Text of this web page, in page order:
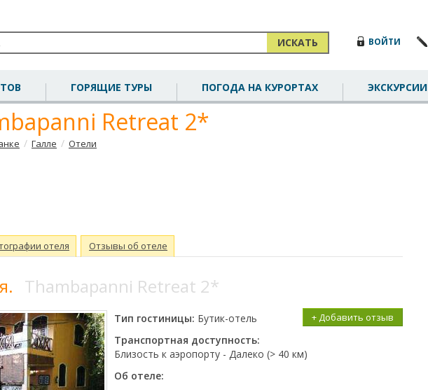
ИСКАТЬ ВОЙТИ
ГОРЯЩИЕ ТУРЫ ПОГОДА НА КУРОРТАХ ЭКСКУРСИИ
Retreat 2*
/ Галле / Отели
отеля Отзывы об отеле
Thambapanni Retreat 2*
+ Добавить отзыв
Тип гостиницы: Бутик-отель
Транспортная доступность:
Близость к аэропорту - Далеко (> 40 км)
Об отеле: